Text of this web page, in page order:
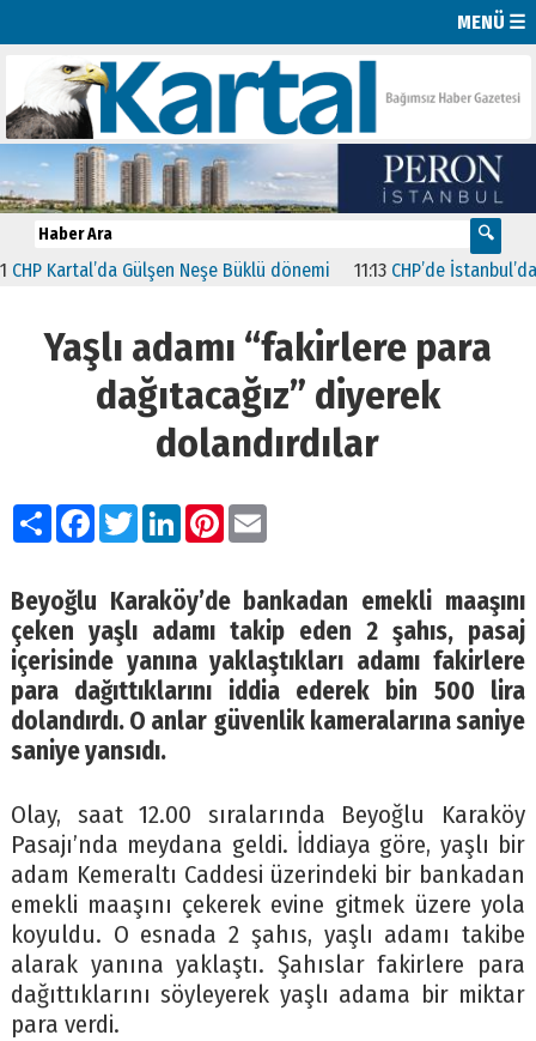
MENÜ ☰
Kartal’da Gülşen Neşe Büklü dönemi 11:13 CHP’de İstanbul’daki
Yaşlı adamı “fakirlere para
dağıtacağız” diyerek
dolandırdılar
PaylaşFacebook
TwitterLinkedIn
Pinterest
Email
Beyoğlu Karaköy’de bankadan emekli maaşını
çeken yaşlı adamı takip eden 2 şahıs, pasaj
içerisinde yanına yaklaştıkları adamı fakirlere
para dağıttıklarını iddia ederek bin 500 lira
dolandırdı. O anlar güvenlik kameralarına saniye
saniye yansıdı.
Olay, saat 12.00 sıralarında Beyoğlu Karaköy
Pasajı’nda meydana geldi. İddiaya göre, yaşlı bir
adam Kemeraltı Caddesi üzerindeki bir bankadan
emekli maaşını çekerek evine gitmek üzere yola
koyuldu. O esnada 2 şahıs, yaşlı adamı takibe
alarak yanına yaklaştı. Şahıslar fakirlere para
dağıttıklarını söyleyerek yaşlı adama bir miktar
para verdi.